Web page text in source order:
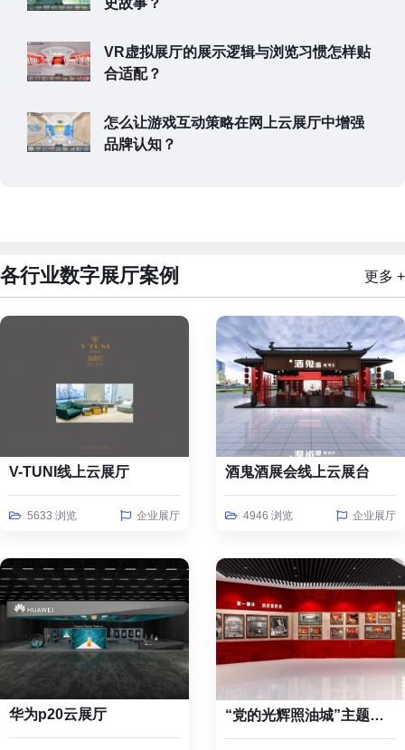
史故事？
VR虚拟展厅的展示逻辑与浏览习惯怎样贴
合适配？
怎么让游戏互动策略在网上云展厅中增强
品牌认知？
各行业数字展厅案例 更多 +
V-TUNI线上云展厅
5633 浏览 企业展厅
酒鬼酒展会线上云展台
4946 浏览 企业展厅
华为p20云展厅 “党的光辉照油城”主题线上云展览